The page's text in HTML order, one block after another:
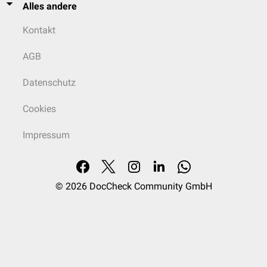
Alles andere
Kontakt
AGB
Datenschutz
Cookies
Impressum
© 2026 DocCheck Community GmbH